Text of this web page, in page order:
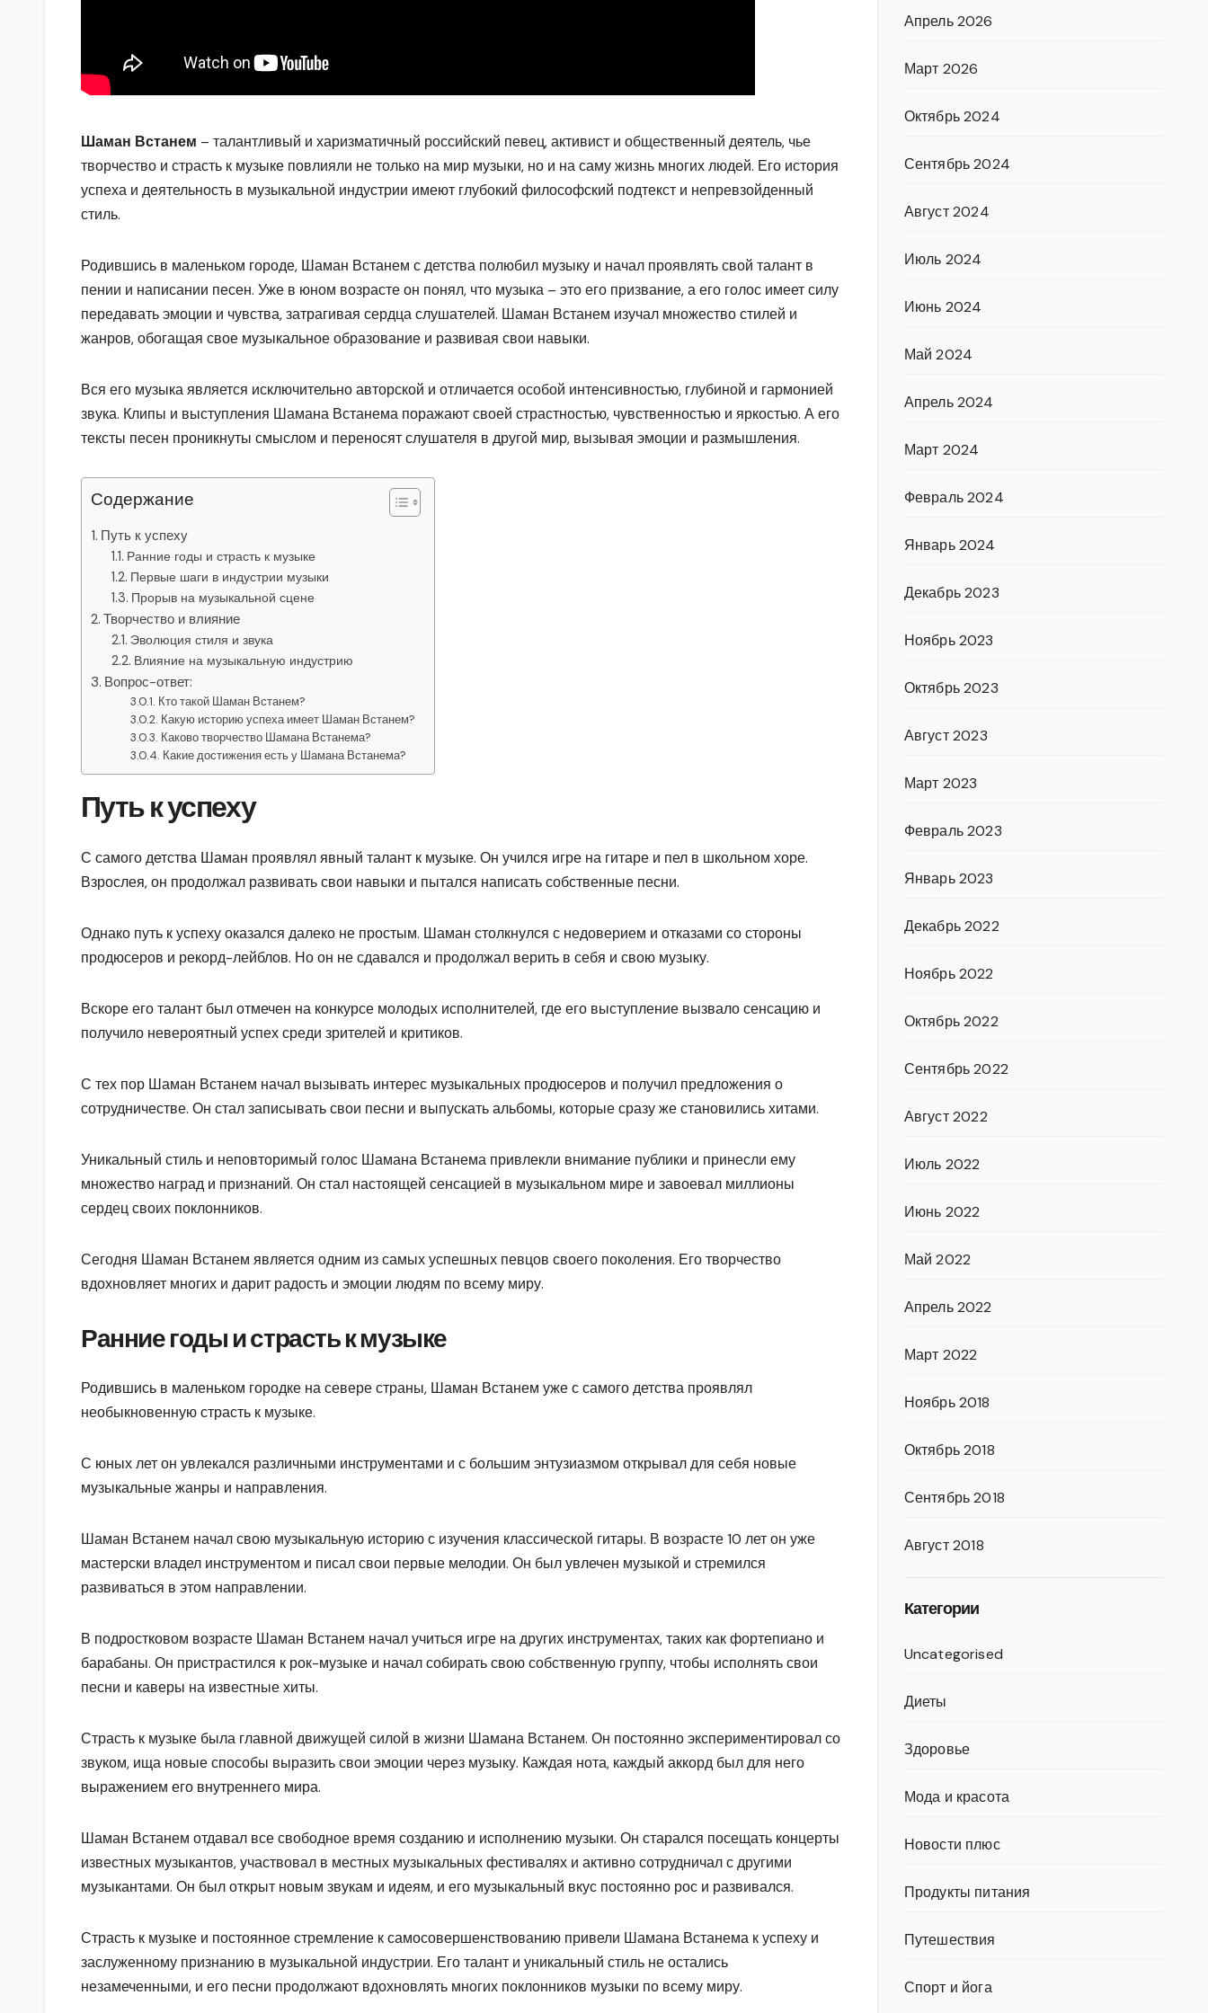
Шаман Встанем – талантливый и харизматичный российский певец, активист и общественный деятель, чье
творчество и страсть к музыке повлияли не только на мир музыки, но и на саму жизнь многих людей. Его история
успеха и деятельность в музыкальной индустрии имеют глубокий философский подтекст и непревзойденный
стиль.
Родившись в маленьком городе, Шаман Встанем с детства полюбил музыку и начал проявлять свой талант в
пении и написании песен. Уже в юном возрасте он понял, что музыка – это его призвание, а его голос имеет силу
передавать эмоции и чувства, затрагивая сердца слушателей. Шаман Встанем изучал множество стилей и
жанров, обогащая свое музыкальное образование и развивая свои навыки.
Вся его музыка является исключительно авторской и отличается особой интенсивностью, глубиной и гармонией
звука. Клипы и выступления Шамана Встанема поражают своей страстностью, чувственностью и яркостью. А его
тексты песен проникнуты смыслом и переносят слушателя в другой мир, вызывая эмоции и размышления.
Содержание
Путь к успеху
Ранние годы и страсть к музыке
Первые шаги в индустрии музыки
Прорыв на музыкальной сцене
Творчество и влияние
Эволюция стиля и звука
Влияние на музыкальную индустрию
Вопрос-ответ:
Кто такой Шаман Встанем?
Какую историю успеха имеет Шаман Встанем?
Каково творчество Шамана Встанема?
Какие достижения есть у Шамана Встанема?
Путь к успеху
С самого детства Шаман проявлял явный талант к музыке. Он учился игре на гитаре и пел в школьном хоре.
Взрослея, он продолжал развивать свои навыки и пытался написать собственные песни.
Однако путь к успеху оказался далеко не простым. Шаман столкнулся с недоверием и отказами со стороны
продюсеров и рекорд-лейблов. Но он не сдавался и продолжал верить в себя и свою музыку.
Вскоре его талант был отмечен на конкурсе молодых исполнителей, где его выступление вызвало сенсацию и
получило невероятный успех среди зрителей и критиков.
С тех пор Шаман Встанем начал вызывать интерес музыкальных продюсеров и получил предложения о
сотрудничестве. Он стал записывать свои песни и выпускать альбомы, которые сразу же становились хитами.
Уникальный стиль и неповторимый голос Шамана Встанема привлекли внимание публики и принесли ему
множество наград и признаний. Он стал настоящей сенсацией в музыкальном мире и завоевал миллионы
сердец своих поклонников.
Сегодня Шаман Встанем является одним из самых успешных певцов своего поколения. Его творчество
вдохновляет многих и дарит радость и эмоции людям по всему миру.
Ранние годы и страсть к музыке
Родившись в маленьком городке на севере страны, Шаман Встанем уже с самого детства проявлял
необыкновенную страсть к музыке.
С юных лет он увлекался различными инструментами и с большим энтузиазмом открывал для себя новые
музыкальные жанры и направления.
Шаман Встанем начал свою музыкальную историю с изучения классической гитары. В возрасте 10 лет он уже
мастерски владел инструментом и писал свои первые мелодии. Он был увлечен музыкой и стремился
развиваться в этом направлении.
В подростковом возрасте Шаман Встанем начал учиться игре на других инструментах, таких как фортепиано и
барабаны. Он пристрастился к рок-музыке и начал собирать свою собственную группу, чтобы исполнять свои
песни и каверы на известные хиты.
Страсть к музыке была главной движущей силой в жизни Шамана Встанем. Он постоянно экспериментировал со
звуком, ища новые способы выразить свои эмоции через музыку. Каждая нота, каждый аккорд был для него
выражением его внутреннего мира.
Шаман Встанем отдавал все свободное время созданию и исполнению музыки. Он старался посещать концерты
известных музыкантов, участвовал в местных музыкальных фестивалях и активно сотрудничал с другими
музыкантами. Он был открыт новым звукам и идеям, и его музыкальный вкус постоянно рос и развивался.
Страсть к музыке и постоянное стремление к самосовершенствованию привели Шамана Встанема к успеху и
заслуженному признанию в музыкальной индустрии. Его талант и уникальный стиль не остались
незамеченными, и его песни продолжают вдохновлять многих поклонников музыки по всему миру.
Апрель 2026
Март 2026
Октябрь 2024
Сентябрь 2024
Август 2024
Июль 2024
Июнь 2024
Май 2024
Апрель 2024
Март 2024
Февраль 2024
Январь 2024
Декабрь 2023
Ноябрь 2023
Октябрь 2023
Август 2023
Март 2023
Февраль 2023
Январь 2023
Декабрь 2022
Ноябрь 2022
Октябрь 2022
Сентябрь 2022
Август 2022
Июль 2022
Июнь 2022
Май 2022
Апрель 2022
Март 2022
Ноябрь 2018
Октябрь 2018
Сентябрь 2018
Август 2018
Категории
Uncategorised
Диеты
Здоровье
Мода и красота
Новости плюс
Продукты питания
Путешествия
Спорт и йога